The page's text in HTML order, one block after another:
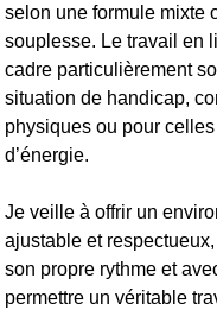
selon une formule mixte
souplesse. Le travail en
cadre particulièrement
situation de handicap,
physiques ou pour
d’énergie.
Je veille à offrir un
ajustable et
son propre rythme et
permettre un véritable